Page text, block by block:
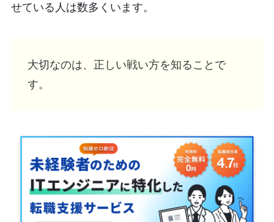
せている人は数多くいます。
大切なのは、正しい戦い方を知ることで
す。